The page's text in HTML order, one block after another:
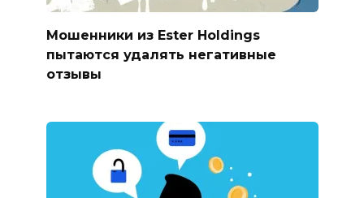
Мошенники из Ester Holdings
пытаются удалять негативные
отзывы